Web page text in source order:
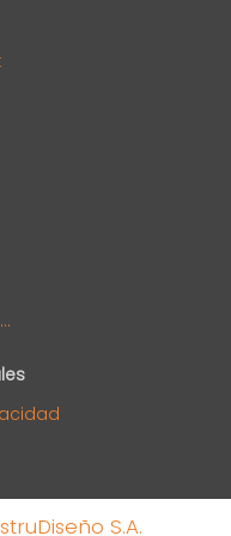
S.A.